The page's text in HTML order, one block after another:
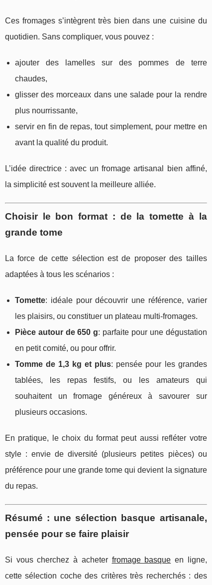
Ces fromages s’intègrent très bien dans une cuisine du
quotidien. Sans compliquer, vous pouvez :
ajouter des lamelles sur des pommes de terre
chaudes,
glisser des morceaux dans une salade pour la rendre
plus nourrissante,
servir en fin de repas, tout simplement, pour mettre en
avant la qualité du produit.
L’idée directrice : avec un fromage artisanal bien affiné,
la simplicité est souvent la meilleure alliée.
Choisir le bon format : de la tomette à la
grande tome
La force de cette sélection est de proposer des tailles
adaptées à tous les scénarios :
Tomette: idéale pour découvrir une référence, varier
les plaisirs, ou constituer un plateau multi-fromages.
Pièce autour de 650 g: parfaite pour une dégustation
en petit comité, ou pour offrir.
Tomme de 1,3 kg et plus: pensée pour les grandes
tablées, les repas festifs, ou les amateurs qui
souhaitent un fromage généreux à savourer sur
plusieurs occasions.
En pratique, le choix du format peut aussi refléter votre
style : envie de diversité (plusieurs petites pièces) ou
préférence pour une grande tome qui devient la signature
du repas.
Résumé : une sélection basque artisanale,
pensée pour se faire plaisir
Si vous cherchez à acheter fromage basque en ligne,
cette sélection coche des critères très recherchés : des